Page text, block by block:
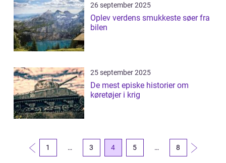
26 september 2025
Oplev verdens smukkeste søer fra
bilen
25 september 2025
De mest episke historier om
køretøjer i krig
1 … 3 4 5 … 8